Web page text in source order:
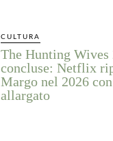
CULTURA
The Hunting Wives
concluse: Netflix
Margo nel 2026
allargato